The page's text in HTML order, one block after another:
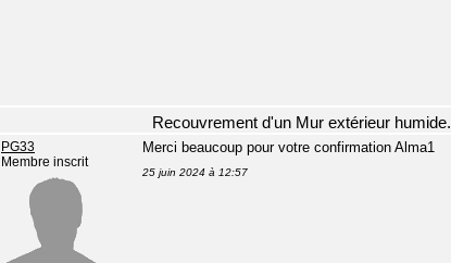
Recouvrement d'un Mur extérieur humide.
PG33
Membre inscrit
Merci beaucoup pour votre confirmation Alma1
25 juin 2024 à 12:57